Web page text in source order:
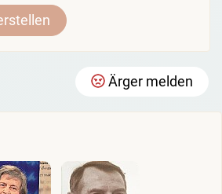
Ärger melden